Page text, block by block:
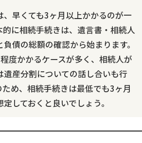
、早くても3ヶ月以上かかるのが一
的に相続手続きは、遺言書・相続人
債の総額の確認から始まります。
度かかるケースが多く、相続人が
遺産分割についての話し合いも行
ため、相続手続きは最低でも3ヶ月
しておくと良いでしょう。